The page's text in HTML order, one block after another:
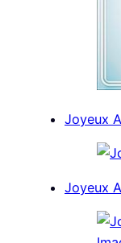
Joyeux
Joyeux